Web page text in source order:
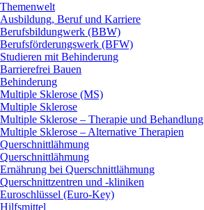
Themenwelt
Ausbildung, Beruf und Karriere
Berufsbildungwerk (BBW)
Berufsförderungswerk (BFW)
Studieren mit Behinderung
Barrierefrei Bauen
Behinderung
Multiple Sklerose (MS)
Multiple Sklerose
Multiple Sklerose – Therapie und Behandlung
Multiple Sklerose – Alternative Therapien
Querschnittlähmung
Querschnittlähmung
Ernährung bei Querschnittlähmung
Querschnittzentren und -kliniken
Euroschlüssel (Euro-Key)
Hilfsmittel